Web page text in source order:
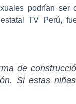
podrían ser
TV Perú,
de
Si estas